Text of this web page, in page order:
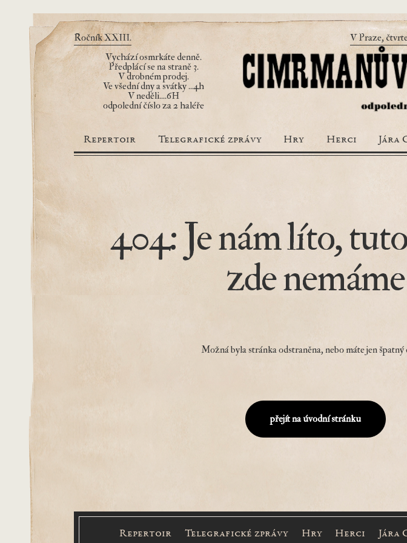
Ročník XXIII. V Praze,
Vychází osmrkáte denně.
Předplácí se na straně 3.
V drobném prodej.
Ve všední dny a svátky ...4h
V neděli....6H
odpolední číslo za 2 haléře
Repertoir Telegrafické zprávy Hry Herci Jára
404: Je nám líto,
zde nemáme
Možná byla stránka odstraněna, nebo máte jen špatný
přejít na úvodní stránku
Repertoir Telegrafické zprávy Hry Herci Jára